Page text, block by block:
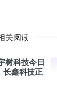
关阅读
树科技今日
长鑫科技正